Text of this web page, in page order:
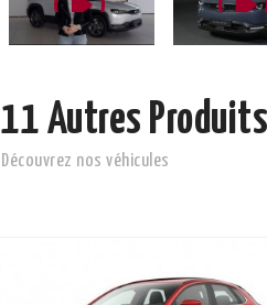
11 Autres Produits
Découvrez nos véhicules